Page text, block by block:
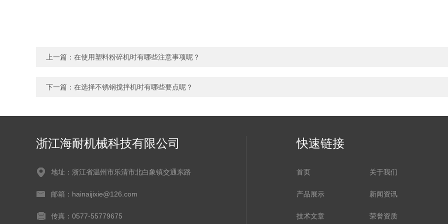
上一篇： 在使用塑料粉碎机时有哪些注意事项呢？
下一篇： 在选择不锈钢搅拌机时有哪些要点呢？
浙江海耐机械科技有限公司
地址：浙江省温州市乐清市北白象镇交通东路
邮箱：hainaijixie@126.com
传真：0577-55779675
快速链接
首页 关于我们
产品展示 新闻资讯
技术文章 荣誉资质